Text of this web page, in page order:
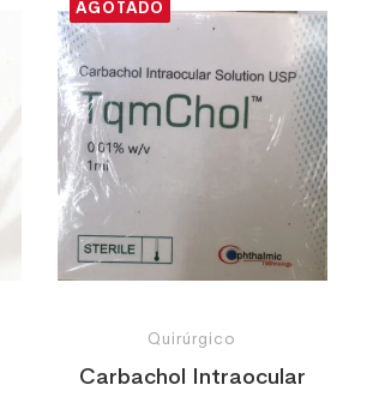
AGOTADO
Quirúrgico
Carbachol Intraocular